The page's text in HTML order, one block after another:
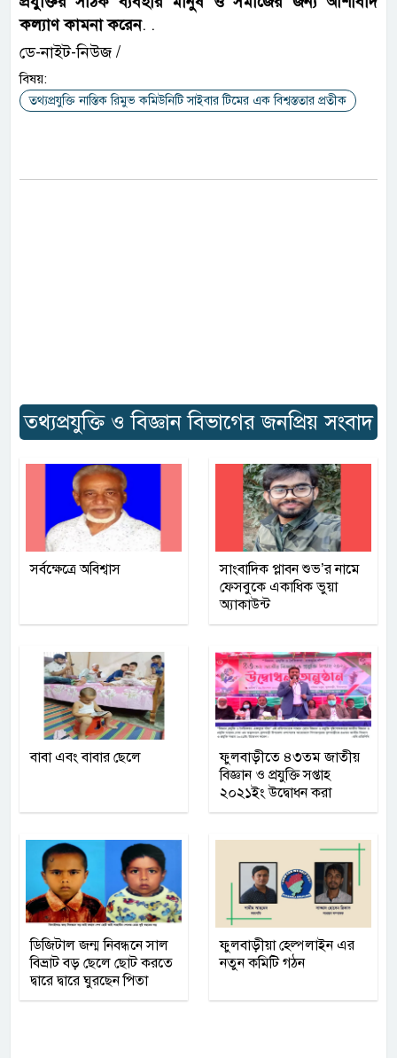
কল্যাণ কামনা করেন. .
ডে-নাইট-নিউজ /
বিষয়:
তথ্যপ্রযুক্তি নাস্তিক রিমুভ কমিউনিটি সাইবার টিমের এক বিশ্বস্ততার প্রতীক
তথ্যপ্রযুক্তি ও বিজ্ঞান বিভাগের জনপ্রিয় সংবাদ
সর্বক্ষেত্রে অবিশ্বাস
সাংবাদিক প্লাবন শুভ’র নামে
ফেসবুকে একাধিক ভুয়া
অ্যাকাউন্ট
বাবা এবং বাবার ছেলে
ফুলবাড়ীতে ৪৩তম জাতীয়
বিজ্ঞান ও প্রযুক্তি সপ্তাহ
২০২১ইং উদ্বোধন করা
হয়েছে
ডিজিটাল জন্ম নিবন্ধনে সাল
বিভ্রাট বড় ছেলে ছোট করতে
দ্বারে দ্বারে ঘুরছেন পিতা
ফুলবাড়ীয়া হেল্পলাইন এর
নতুন কমিটি গঠন